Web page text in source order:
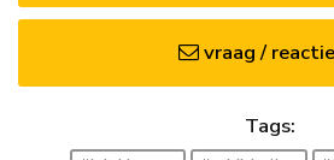
vraag / reactie
Tags: